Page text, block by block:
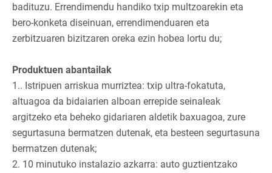
badituzu. Errendimendu handiko txip multzoarekin eta
bero-konketa diseinuan, errendimenduaren eta
zerbitzuaren bizitzaren oreka ezin hobea lortu du;
Produktuen abantailak
1.. Istripuen arriskua murriztea: txip ultra-fokatuta,
altuagoa da bidaiarien alboan errepide seinaleak
argitzeko eta beheko gidariaren aldetik baxuagoa, zure
segurtasuna bermatzen dutenak, eta besteen segurtasuna
bermatzen dutenak;
2. 10 minutuko instalazio azkarra: auto guztientzako